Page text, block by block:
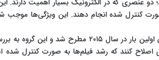
دو عنصری که در الکترونیک بسیار اهمیت
کنترل شده انجام دهند. این ویژگی‌ها موجب
این روش اولین بار در سال ۲۰۱۵ مطرح
اصلاح کنند که رشد فیلم‌ها به صورت کنترل شده